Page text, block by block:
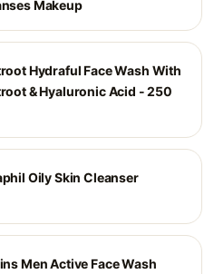
Makeup
Hydraful Face Wash With
& Hyaluronic Acid - 250
Oily Skin Cleanser
Men Active Face Wash